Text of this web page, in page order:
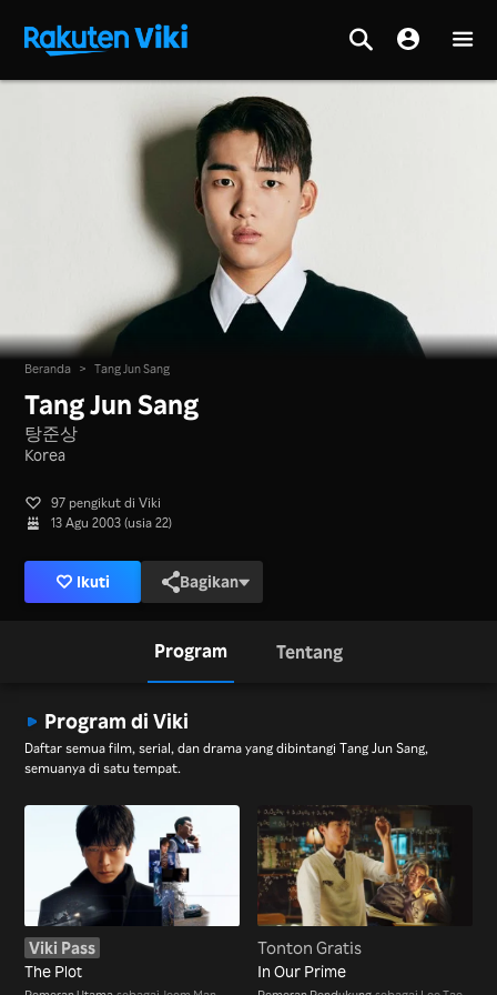
Beranda > Tang Jun Sang
Tang Jun Sang
탕준상
Korea
97 pengikut di Viki
13 Agu 2003 (usia 22)
Ikuti Bagikan
Program Tentang
Program di Viki
Daftar semua film, serial, dan drama yang dibintangi Tang Jun Sang,
semuanya di satu tempat.
Viki Pass
The Plot
Tonton Gratis
In Our Prime